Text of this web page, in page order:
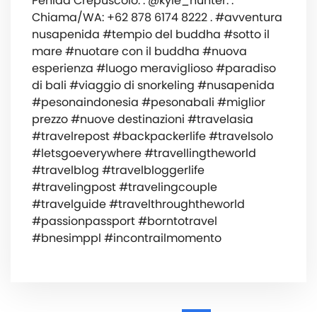
Chiama/WA: +62 878 6174 8222 . #avventura
nusapenida #tempio del buddha #sotto il
mare #nuotare con il buddha #nuova
esperienza #luogo meraviglioso #paradiso
di bali #viaggio di snorkeling #nusapenida
#pesonaindonesia #pesonabali #miglior
prezzo #nuove destinazioni #travelasia
#travelrepost #backpackerlife #travelsolo
#letsgoeverywhere #travellingtheworld
#travelblog #travelbloggerlife
#travelingpost #travelingcouple
#travelguide #travelthroughtheworld
#passionpassport #borntotravel
#bnesimppl #incontrailmomento